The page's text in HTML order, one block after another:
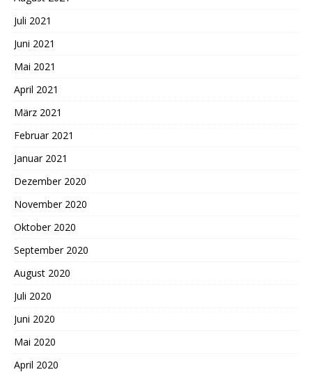
Juli 2021
Juni 2021
Mai 2021
April 2021
März 2021
Februar 2021
Januar 2021
Dezember 2020
November 2020
Oktober 2020
September 2020
August 2020
Juli 2020
Juni 2020
Mai 2020
April 2020